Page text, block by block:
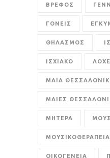
ΒΡΕΦΟΣ
ΓΟΝΕΙΣ
ΘΗΛΑΣΜΟΣ
ΙΣΧΙΑΚΟ
ΜΑΙΑ
ΜΑΙΕΣ
ΜΗΤΕΡΑ
ΜΟΥΣΙΚΟΘΕΡΑΠΕΙΑ
ΟΙΚΟΓΕΝΕΙΑ